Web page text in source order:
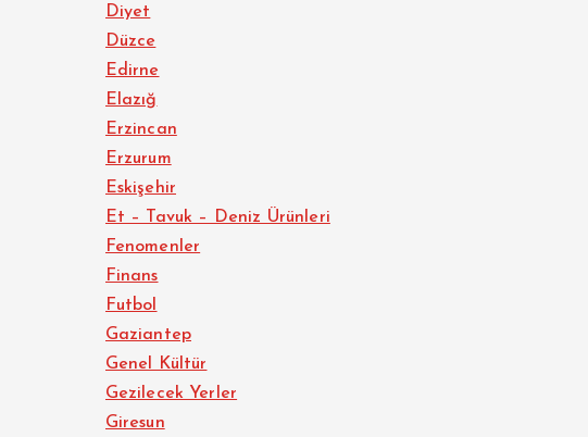
Diyet
Düzce
Edirne
Elazığ
Erzincan
Erzurum
Eskişehir
Et – Tavuk – Deniz Ürünleri
Fenomenler
Finans
Futbol
Gaziantep
Genel Kültür
Gezilecek Yerler
Giresun